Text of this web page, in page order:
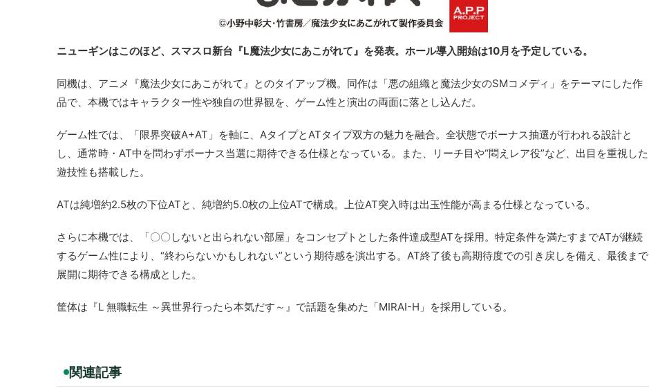
ニューギンはこのほど、スマスロ新台『L魔法少女にあこがれて』を発表。ホール導入開始は10月を予定している。
同機は、アニメ『魔法少女にあこがれて』とのタイアップ機。同作は「悪の組織と魔法少女のSMコメディ」をテーマにした作
品で、本機ではキャラクター性や独自の世界観を、ゲーム性と演出の両面に落とし込んだ。
ゲーム性では、「限界突破A+AT」を軸に、AタイプとATタイプ双方の魅力を融合。全状態でボーナス抽選が行われる設計と
し、通常時・AT中を問わずボーナス当選に期待できる仕様となっている。また、リーチ目や“悶えレア役”など、出目を重視した
遊技性も搭載した。
ATは純増約2.5枚の下位ATと、純増約5.0枚の上位ATで構成。上位AT突入時は出玉性能が高まる仕様となっている。
さらに本機では、「〇〇しないと出られない部屋」をコンセプトとした条件達成型ATを採用。特定条件を満たすまでATが継続
するゲーム性により、“終わらないかもしれない”という期待感を演出する。AT終了後も高期待度での引き戻しを備え、最後まで
展開に期待できる構成とした。
筐体は『L 無職転生 ～異世界行ったら本気だす～』で話題を集めた「MIRAI-H」を採用している。
関連記事